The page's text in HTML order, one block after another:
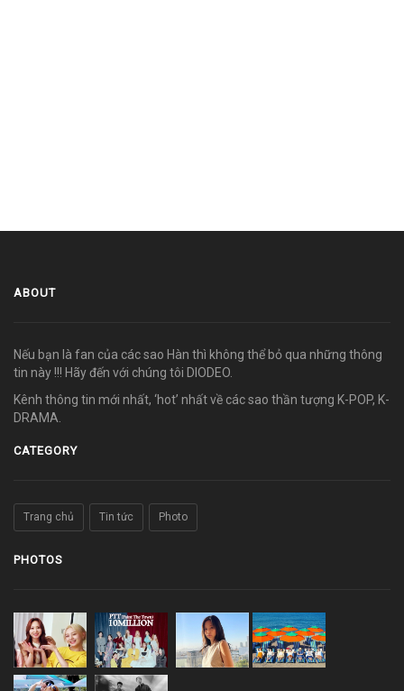
ABOUT
Nếu bạn là fan của các sao Hàn thì không thể bỏ qua những thông
tin này !!! Hãy đến với chúng tôi DIODEO.
Kênh thông tin mới nhất, ‘hot’ nhất về các sao thần tượng K-POP, K-
DRAMA.
CATEGORY
Trang chủ Tin tức Photo
PHOTOS